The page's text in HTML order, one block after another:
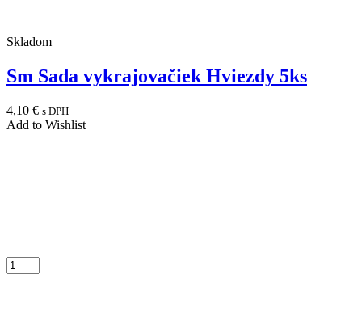
Skladom
Sm Sada vykrajovačiek Hviezdy 5ks
4,10 € s DPH
Add to Wishlist